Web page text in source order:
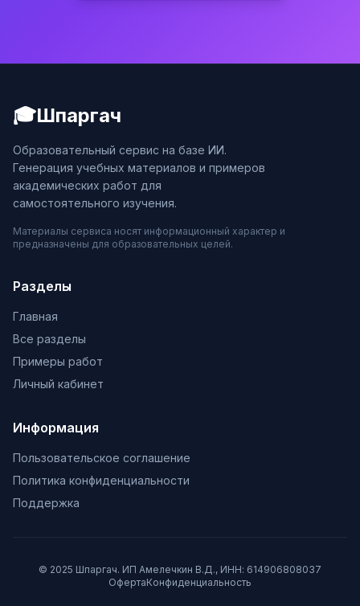
🎓Шпаргач
Образовательный сервис на базе ИИ.
Генерация учебных материалов и примеров
академических работ для
самостоятельного изучения.
Материалы сервиса носят информационный характер и
предназначены для образовательных целей.
Разделы
Главная
Все разделы
Примеры работ
Личный кабинет
Информация
Пользовательское соглашение
Политика конфиденциальности
Поддержка
© 2025 Шпаргач. ИП Амелечкин В.Д., ИНН: 614906808037
ОфертаКонфиденциальность